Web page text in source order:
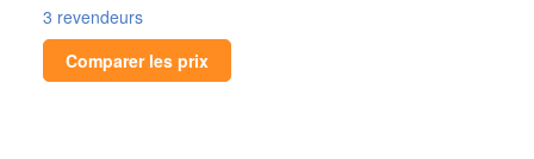
3 revendeurs
Comparer les prix